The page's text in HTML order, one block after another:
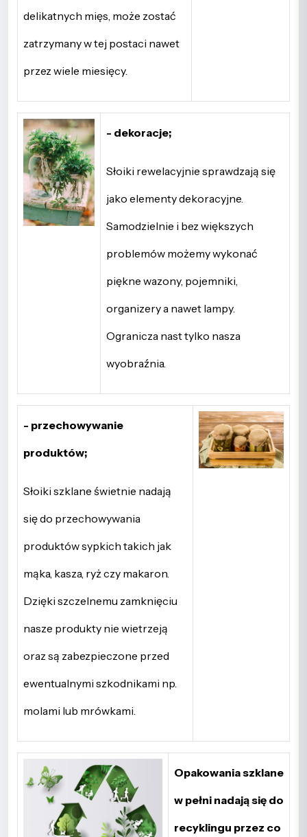
delikatnych mięs, może zostać
zatrzymany w tej postaci nawet
przez wiele miesięcy.
- dekoracje;
Słoiki rewelacyjnie sprawdzają się
jako elementy dekoracyjne.
Samodzielnie i bez większych
problemów możemy wykonać
piękne wazony, pojemniki,
organizery a nawet lampy.
Ogranicza nast tylko nasza
wyobraźnia.
- przechowywanie
produktów;
Słoiki szklane świetnie nadają
się do przechowywania
produktów sypkich takich jak
mąka, kasza, ryż czy makaron.
Dzięki szczelnemu zamknięciu
nasze produkty nie wietrzeją
oraz są zabezpieczone przed
ewentualnymi szkodnikami np.
molami lub mrówkami.
Opakowania szklane
w pełni nadają się do
recyklingu przez co